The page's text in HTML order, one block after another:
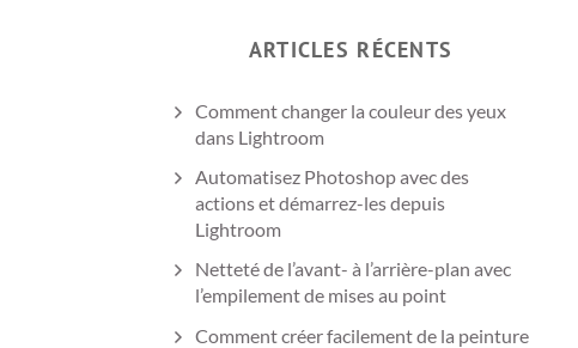
ARTICLES RÉCENTS
Comment changer la couleur des yeux
dans Lightroom
Automatisez Photoshop avec des
actions et démarrez-les depuis
Lightroom
Netteté de l’avant- à l’arrière-plan avec
l’empilement de mises au point
Comment créer facilement de la peinture